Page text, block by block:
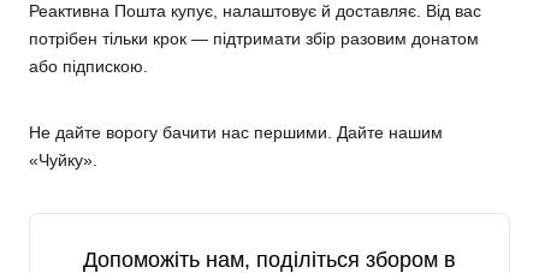
Реактивна Пошта купує, налаштовує й доставляє. Від вас
потрібен тільки крок — підтримати збір разовим донатом
або підпискою.
Не дайте ворогу бачити нас першими. Дайте нашим
«Чуйку».
Допоможіть нам, поділіться збором в